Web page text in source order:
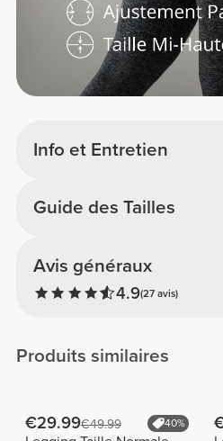
Info et Entretien
Avis généraux
4.9(27 avis)
Guide des Tailles
Produits similaires
€29.99€49.99 40%